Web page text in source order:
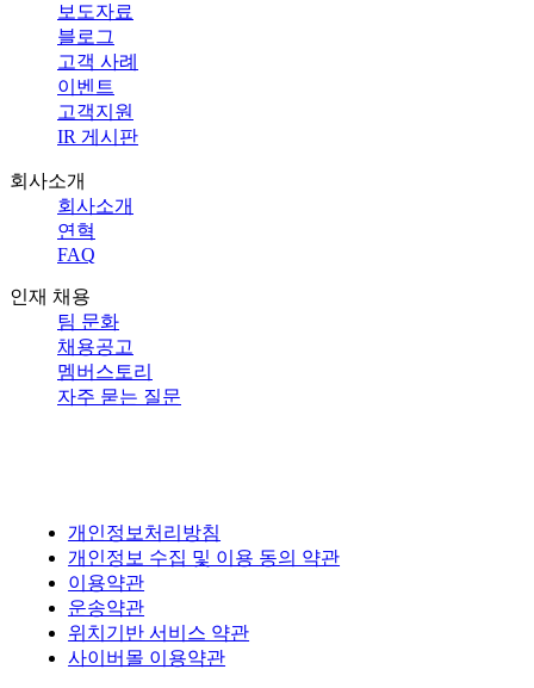
보도자료
블로그
고객 사례
이벤트
고객지원
IR 게시판
회사소개
회사소개
연혁
FAQ
인재 채용
팀 문화
채용공고
멤버스토리
자주 묻는 질문
개인정보처리방침
개인정보 수집 및 이용 동의 약관
이용약관
운송약관
위치기반 서비스 약관
사이버몰 이용약관